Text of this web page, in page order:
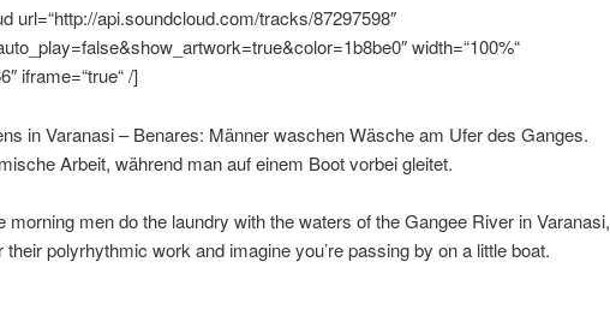
url=“http://api.soundcloud.com/tracks/87297598″
width=“100%“
iframe=“true“ /]
in Varanasi – Benares: Männer waschen Wäsche am Ufer des Ganges.
Arbeit, während man auf einem Boot vorbei gleitet.
morning men do the laundry with the waters of the Gangee River in Varanasi,
their polyrhythmic work and imagine you’re passing by on a little boat.